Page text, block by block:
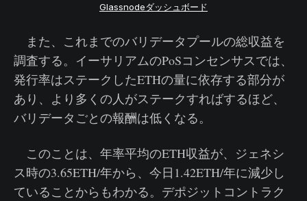
Glassnodeダッシュボード
また、これまでのバリデータプールの総収益を
調査する。イーサリアムのPoSコンセンサスでは、
発行率はステークしたETHの量に依存する部分が
あり、より多くの人がステークすればするほど、
バリデータごとの報酬は低くなる。
このことは、年率平均のETH収益が、ジェネシ
ス時の3.65ETH/年から、今日1.42ETH/年に減少し
ていることからもわかる。デポジットコントラク